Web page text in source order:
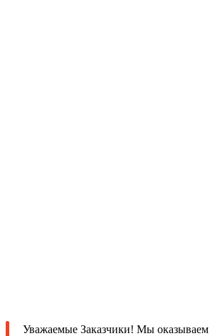
Уважаемые Заказчики! Мы оказываем